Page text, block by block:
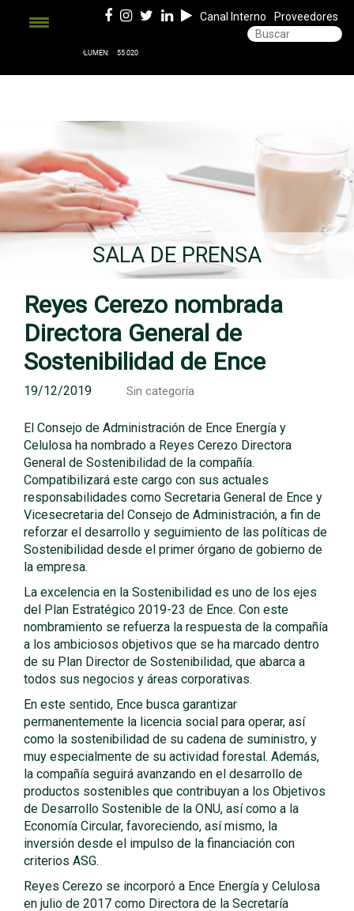
Canal Interno Proveedores
SALA DE PRENSA
Reyes Cerezo nombrada
Directora General de
Sostenibilidad de Ence
19/12/2019 Sin categoría
El Consejo de Administración de Ence Energía y
Celulosa ha nombrado a Reyes Cerezo Directora
General de Sostenibilidad de la compañía.
Compatibilizará este cargo con sus actuales
responsabilidades como Secretaria General de Ence y
Vicesecretaria del Consejo de Administración, a fin de
reforzar el desarrollo y seguimiento de las políticas de
Sostenibilidad desde el primer órgano de gobierno de
la empresa.
La excelencia en la Sostenibilidad es uno de los ejes
del Plan Estratégico 2019-23 de Ence. Con este
nombramiento se refuerza la respuesta de la compañía
a los ambiciosos objetivos que se ha marcado dentro
de su Plan Director de Sostenibilidad, que abarca a
todos sus negocios y áreas corporativas.
En este sentido, Ence busca garantizar
permanentemente la licencia social para operar, así
como la sostenibilidad de su cadena de suministro, y
muy especialmente de su actividad forestal. Además,
la compañía seguirá avanzando en el desarrollo de
productos sostenibles que contribuyan a los Objetivos
de Desarrollo Sostenible de la ONU, así como a la
Economía Circular, favoreciendo, así mismo, la
inversión desde el impulso de la financiación con
criterios ASG.
Reyes Cerezo se incorporó a Ence Energía y Celulosa
en julio de 2017 como Directora de la Secretaría